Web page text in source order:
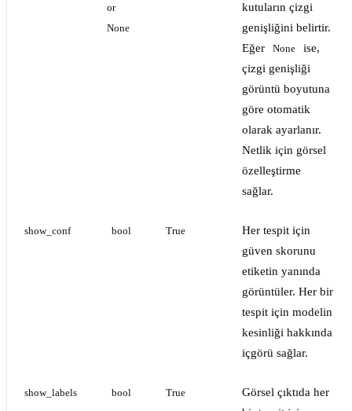
or
None
kutuların çizgi
genişliğini belirtir.
Eğer
None
ise,
çizgi genişliği
görüntü boyutuna
göre otomatik
olarak ayarlanır.
Netlik için görsel
özelleştirme
sağlar.
show_conf bool True
Her tespit için
güven skorunu
etiketin yanında
görüntüler. Her bir
tespit için modelin
kesinliği hakkında
içgörü sağlar.
show_labels bool True
Görsel çıktıda her